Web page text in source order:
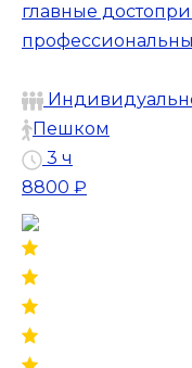
главные
Пешком
3 ч
8800 ₽